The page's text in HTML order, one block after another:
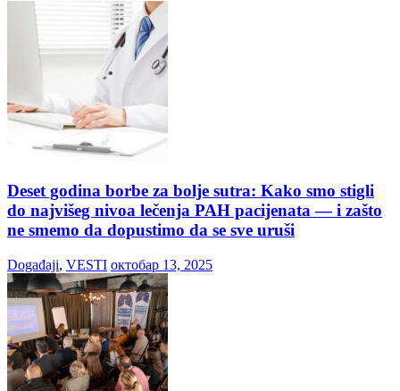
Deset godina borbe za bolje sutra: Kako smo stigli
do najvišeg nivoa lečenja PAH pacijenata — i zašto
ne smemo da dopustimo da se sve uruši
Događaji, VESTI октобар 13, 2025